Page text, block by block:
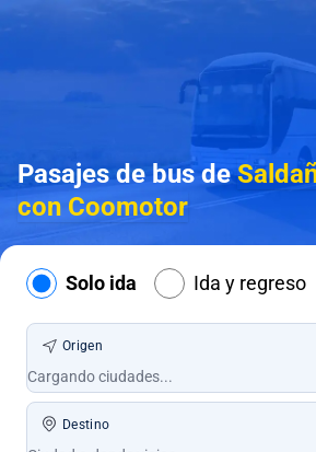
Pasajes de bus de
con Coomotor
Solo ida Ida y regreso
Origen
Destino